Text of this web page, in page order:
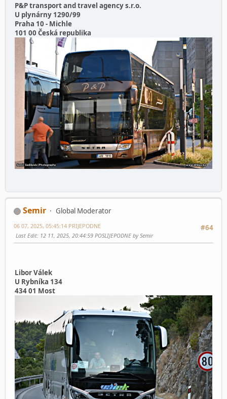
P&P transport and travel agency s.r.o.
U plynárny 1290/99
Praha 10 - Michle
101 00 Česká republika
Semir
Global Moderator
#64
06 07, 2025, 05:45:14 PRIJEPODNE
Last Edit: 12 11, 2025, 20:44:59 POSLIJEPODNE by Semir
Libor Válek
U Rybníka 134
434 01 Most